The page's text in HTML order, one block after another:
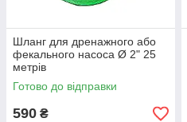
Шланг для дренажного або
фекального насоса Ø 2" 25
метрів
Готово до відправки
590 ₴